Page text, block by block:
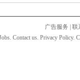
广告服务
联
Contact us. Privacy Policy.